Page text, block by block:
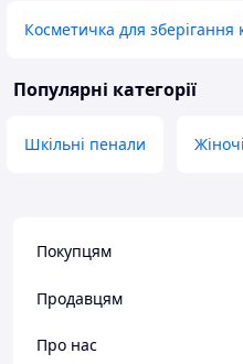
Косметичка для зберігання
Популярні категорії
Шкільні пенали
Покупцям
Продавцям
Про нас